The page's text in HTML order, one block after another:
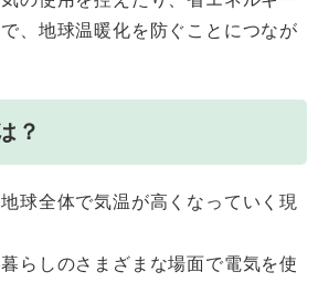
、地球温暖化を防ぐことにつなが
？
球全体で気温が高くなっていく現
らしのさまざまな場面で電気を使